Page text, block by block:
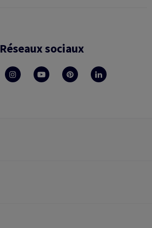
Réseaux sociaux